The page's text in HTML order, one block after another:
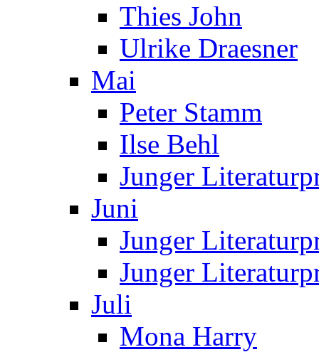
Thies John
Ulrike Draesner
Mai
Peter Stamm
Ilse Behl
Junger
Juni
Junger
Junger
Juli
Mona Harry